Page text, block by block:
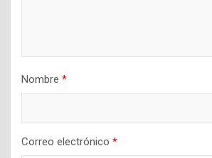
Nombre *
Correo electrónico *